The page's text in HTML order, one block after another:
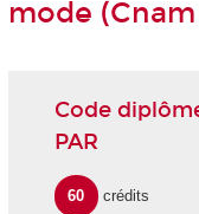
mode
Code
PAR
60 crédits